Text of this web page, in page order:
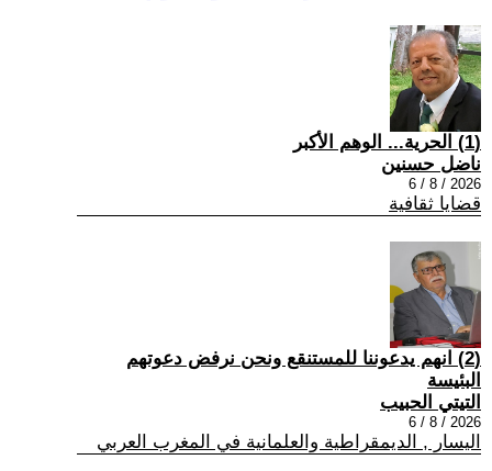
(1) الحرية... الوهم الأكبر
ناضل حسنين
2026 / 8 / 6
قضايا ثقافية
(2) انهم يدعوننا للمستنقع ونحن نرفض دعوتهم
البئيسة
التيتي الحبيب
2026 / 8 / 6
اليسار , الديمقراطية والعلمانية في المغرب العربي